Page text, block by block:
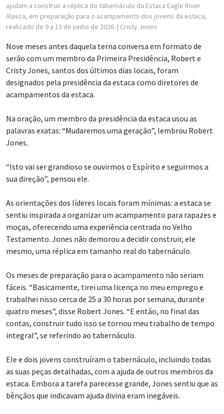
ajudam a construir a réplica do tabernáculo da Estaca Eagle River
Alasca, em preparação para o acampamento dos jovens da estaca,
realizado de 9 a 13 de junho de 2026. | Cristy Jones
Nove meses antes daquela terna conversa em formato de
serão com um membro da Primeira Presidência, Robert e
Cristy Jones, santos dos últimos dias locais, foram
designados pela presidência da estaca como diretores de
acampamentos da estaca.
Na oração, um membro da presidência da estaca usou as
palavras exatas: “Mudaremos uma geração”, lembrou Robert
Jones.
“Isto vai ser grandioso se ouvirmos o Espírito e seguirmos a
sua direção”, pensou ele.
As orientações dos líderes locais foram mínimas: a estaca se
sentiu inspirada a organizar um acampamento para rapazes e
moças, oferecendo uma experiência centrada no Velho
Testamento. Jones não demorou a decidir construir, ele
mesmo, uma réplica em tamanho real do tabernáculo.
Os meses de preparação para o acampamento não seriam
fáceis. “Basicamente, tirei uma licença no meu emprego e
trabalhei nisso cerca de 25 a 30 horas por semana, durante
quatro meses”, disse Robert Jones. “E então, no final das
contas, construir tudo isso se tornou meu trabalho de tempo
integral”, se referindo ao tabernáculo.
Ele e dois jovens construíram o tabernáculo, incluindo todas
as suas peças detalhadas, com a ajuda de outros membros da
estaca. Embora a tarefa parecesse grande, Jones sentiu que as
bênçãos que indicavam ajuda divina eram inegáveis.